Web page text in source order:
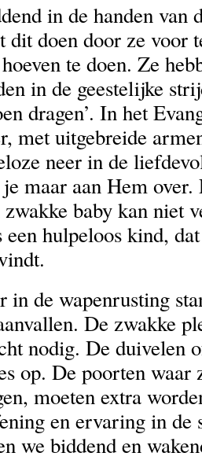
in de handen van
dit doen door ze voor
te doen. Ze
in de geestelijke
dragen’. In het
met uitgebreide
neer in de
maar aan Hem over.
zwakke baby kan niet
hulpeloos kind,
in de wapenrusting
De zwakke
nodig. De duivelen
op. De poorten waar
moeten extra
en ervaring in
we biddend en